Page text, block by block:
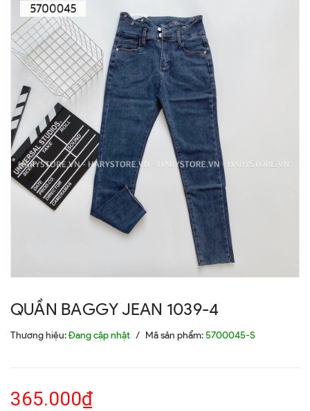
QUẦN BAGGY JEAN 1039-4
Thương hiệu:Đang cập nhật / Mã sản phẩm:5700045-S
365.000₫